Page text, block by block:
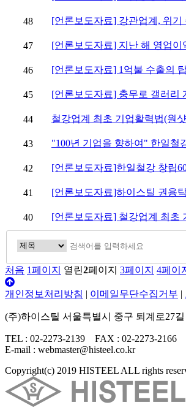
48 [언론보도자료] 강관업계, 위기
47 [언론보도자료] 지난 해 영업이
46 [언론보도자료] 1억불 수출의
45 [언론보도자료] 충무로 갤러리
44 철강업계 최초 기업활력법(원
43 "100년 기업을 향하여" 한일철
42 [언론보도자료]한일철강 창립
41 [언론보도자료]하이스틸 권용
40 [언론보도자료] 철강업계 최초
처음 1페이지 열린2페이지 3페이지 4페이
개인정보처리방침 | 이메일무단수집거부 |
(주)하이스틸 서울특별시 중구 퇴계로27
TEL : 02-2273-2139 FAX : 02-2273-2166
E-mail : webmaster@histeel.co.kr
Copyright(c) 2019 HISTEEL ALL rights